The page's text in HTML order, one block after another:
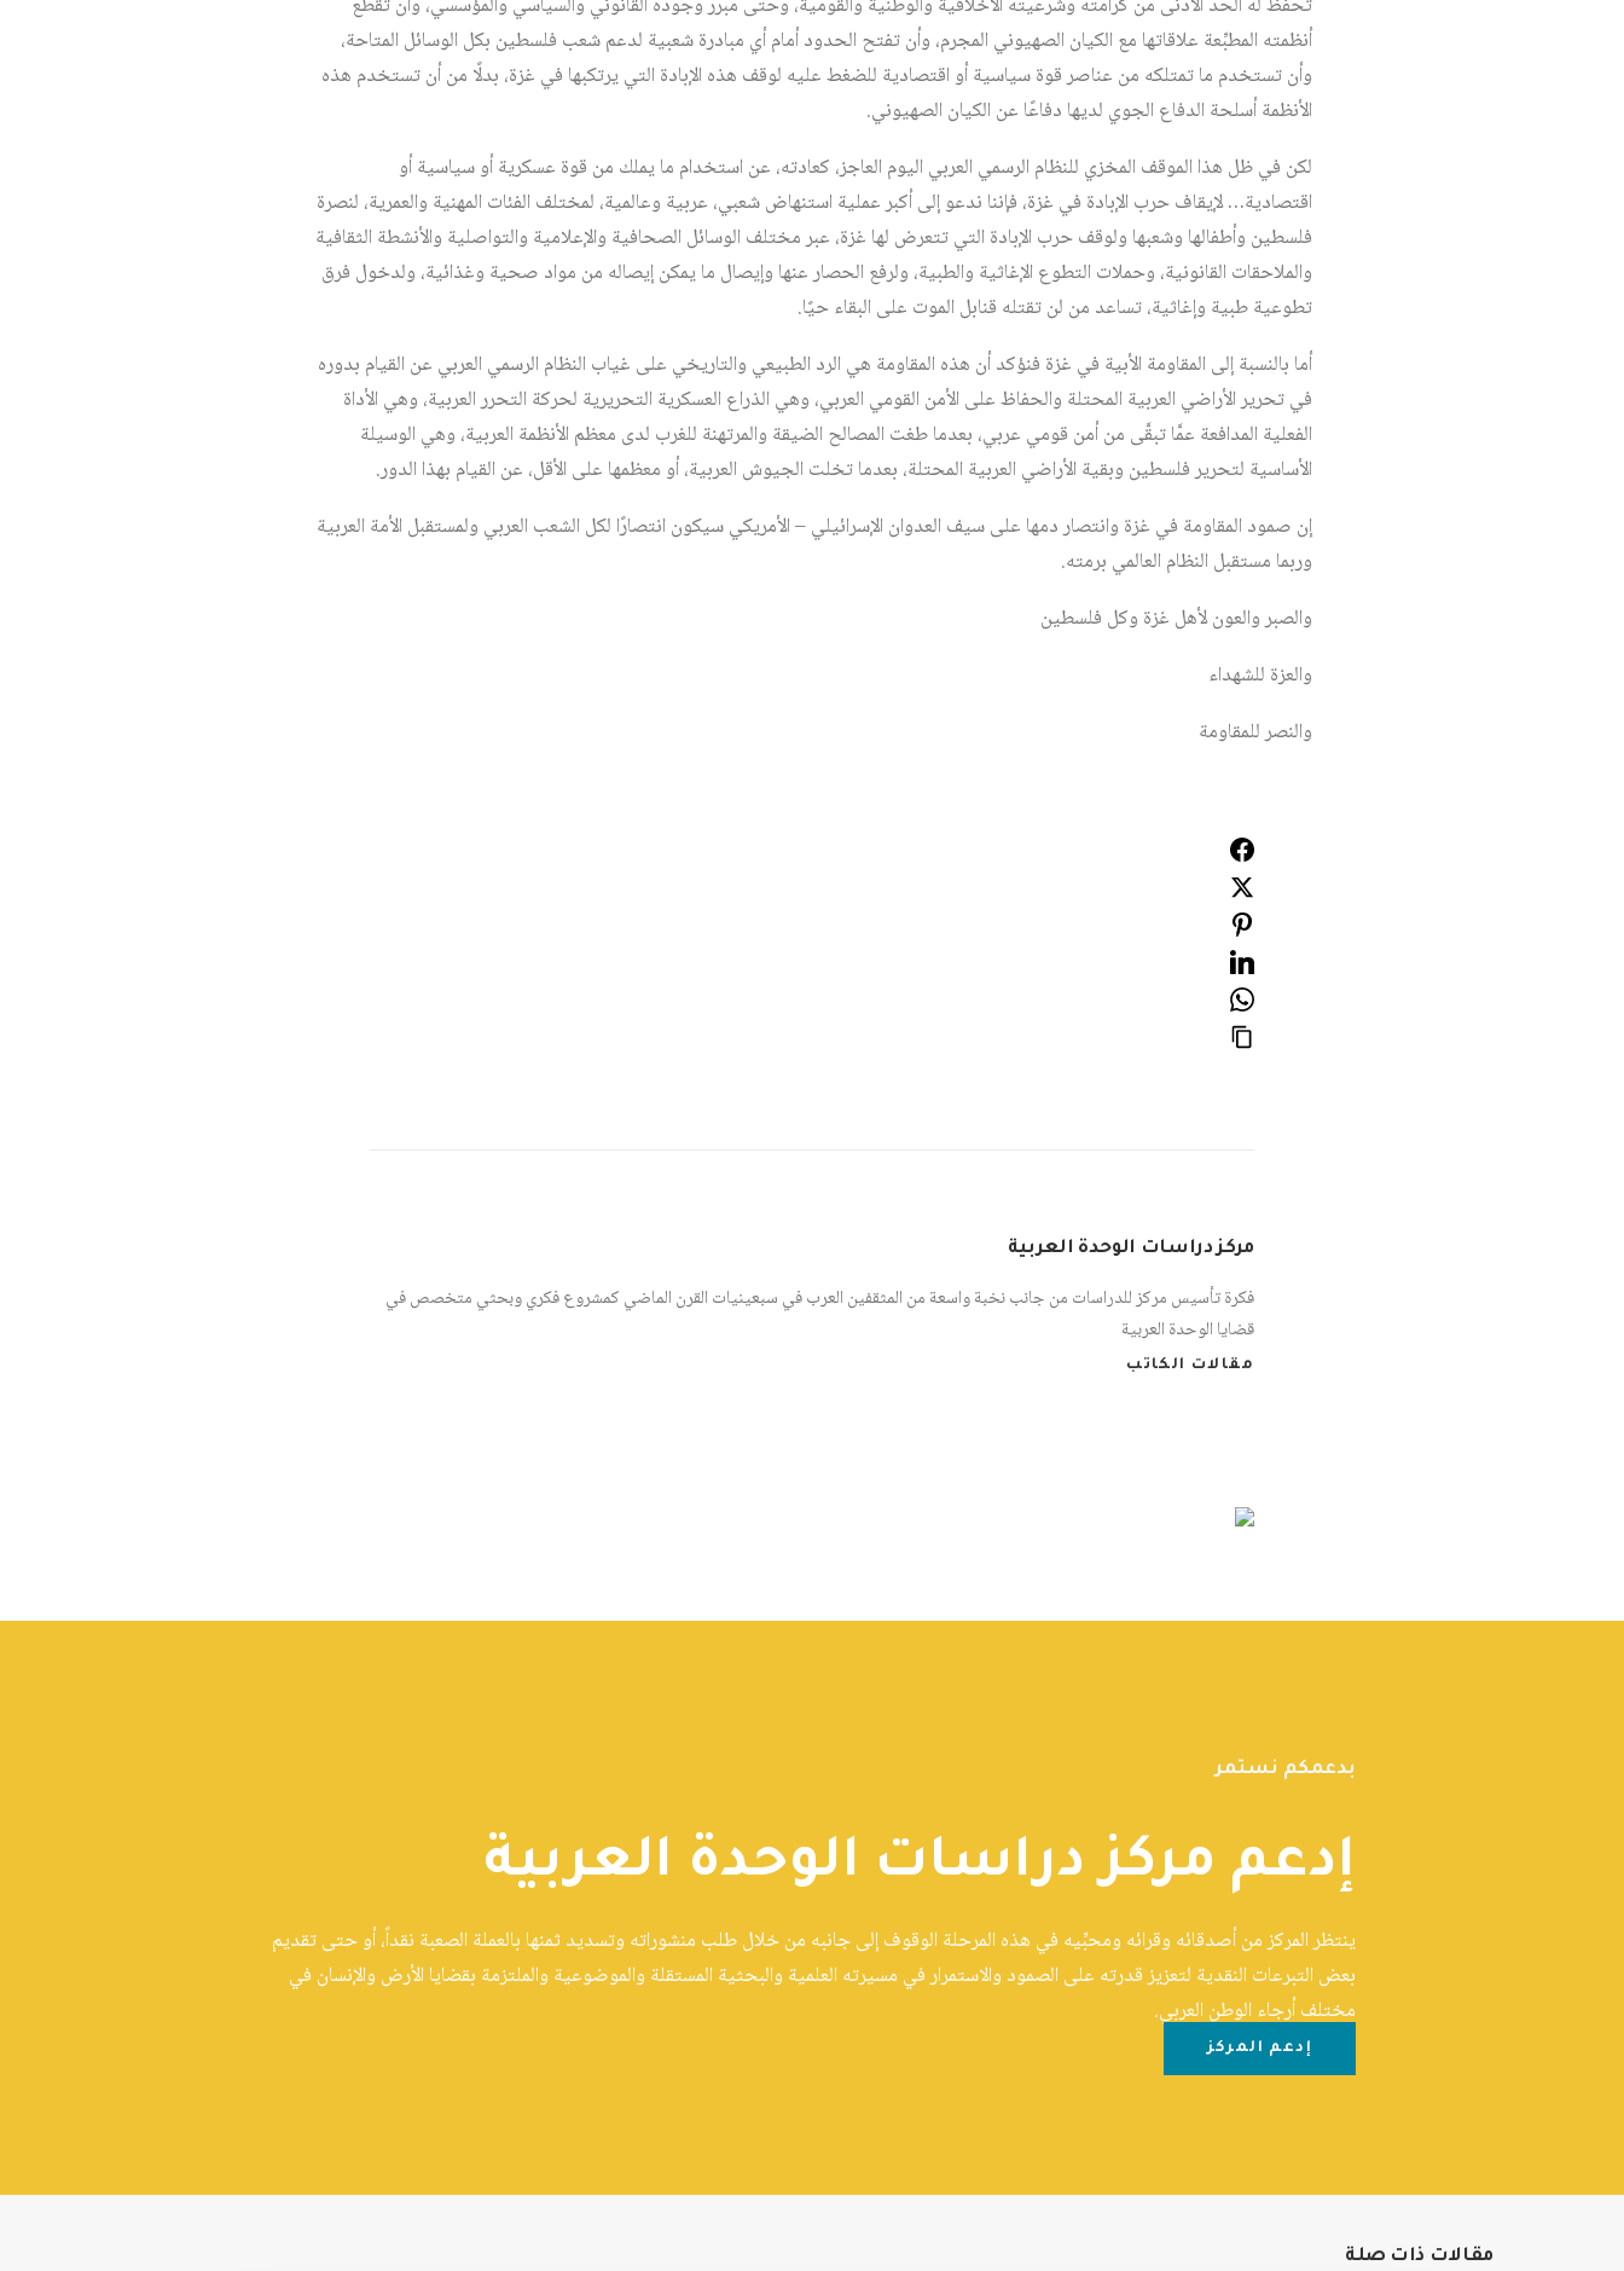
أنظمته المطبِّعة علاقاتها مع الكيان الصهيوني المجرم، وأن تفتح الحدود أمام أي مبادرة شعبية لدعم شعب فلسطين بكل الوسائل المتاحة،
وأن تستخدم ما تمتلكه من عناصر قوة سياسية أو اقتصادية للضغط عليه لوقف هذه الإبادة التي يرتكبها في غزة، بدلًا من أن تستخدم هذه
الأنظمة أسلحة الدفاع الجوي لديها دفاعًا عن الكيان الصهيوني.
لكن في ظل هذا الموقف المخزي للنظام الرسمي العربي اليوم العاجز، كعادته، عن استخدام ما يملك من قوة عسكرية أو سياسية أو
اقتصادية… لإيقاف حرب الإبادة في غزة، فإننا ندعو إلى أكبر عملية استنهاض شعبي، عربية وعالمية، لمختلف الفئات المهنية والعمرية، لنصرة
فلسطين وأطفالها وشعبها ولوقف حرب الإبادة التي تتعرض لها غزة، عبر مختلف الوسائل الصحافية والإعلامية والتواصلية والأنشطة الثقافية
والملاحقات القانونية، وحملات التطوع الإغاثية والطبية، ولرفع الحصار عنها وإيصال ما يمكن إيصاله من مواد صحية وغذائية، ولدخول فرق
تطوعية طبية وإغاثية، تساعد من لن تقتله قنابل الموت على البقاء حيًا.
أما بالنسبة إلى المقاومة الأبية في غزة فنؤكد أن هذه المقاومة هي الرد الطبيعي والتاريخي على غياب النظام الرسمي العربي عن القيام بدوره
في تحرير الأراضي العربية المحتلة والحفاظ على الأمن القومي العربي، وهي الذراع العسكرية التحريرية لحركة التحرر العربية، وهي الأداة
الفعلية المدافعة عمَّا تبقَّى من أمن قومي عربي، بعدما طغت المصالح الضيقة والمرتهنة للغرب لدى معظم الأنظمة العربية، وهي الوسيلة
الأساسية لتحرير فلسطين وبقية الأراضي العربية المحتلة، بعدما تخلت الجيوش العربية، أو معظمها على الأقل، عن القيام بهذا الدور.
إن صمود المقاومة في غزة وانتصار دمها على سيف العدوان الإسرائيلي – الأمريكي سيكون انتصارًا لكل الشعب العربي ولمستقبل الأمة العربية
وربما مستقبل النظام العالمي برمته.
والصبر والعون لأهل غزة وكل فلسطين
والعزة للشهداء
والنصر للمقاومة
مركز دراسات الوحدة العربية
فكرة تأسيس مركز للدراسات من جانب نخبة واسعة من المثقفين العرب في سبعينيات القرن الماضي كمشروع فكري وبحثي متخصص في
قضايا الوحدة العربية
مقالات الكاتب
بدعمكم نستمر
إدعم مركز دراسات الوحدة العربية
ينتظر المركز من أصدقائه وقرائه ومحبِّيه في هذه المرحلة الوقوف إلى جانبه من خلال طلب منشوراته وتسديد ثمنها بالعملة الصعبة نقداً، أو حتى تقديم
بعض التبرعات النقدية لتعزيز قدرته على الصمود والاستمرار في مسيرته العلمية والبحثية المستقلة والموضوعية والملتزمة بقضايا الأرض والإنسان في
مختلف أرجاء الوطن العربي.
إدعم المركز
مقالات ذات صلة